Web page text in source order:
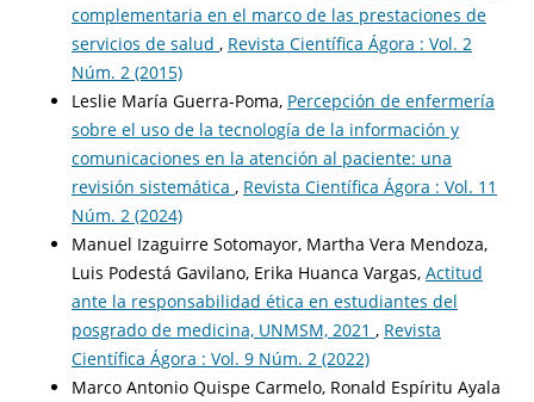
complementaria en el marco de las prestaciones de
servicios de salud , Revista Científica Ágora : Vol. 2
Núm. 2 (2015)
Leslie María Guerra-Poma, Percepción de enfermería
sobre el uso de la tecnología de la información y
comunicaciones en la atención al paciente: una
revisión sistemática , Revista Científica Ágora : Vol. 11
Núm. 2 (2024)
Manuel Izaguirre Sotomayor, Martha Vera Mendoza,
Luis Podestá Gavilano, Erika Huanca Vargas, Actitud
ante la responsabilidad ética en estudiantes del
posgrado de medicina, UNMSM, 2021 , Revista
Científica Ágora : Vol. 9 Núm. 2 (2022)
Marco Antonio Quispe Carmelo, Ronald Espíritu Ayala